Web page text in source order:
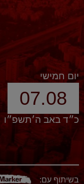
יום חמישי
07.08
כ״ד באב ה׳תשפ״ו
בשיתוף עם: